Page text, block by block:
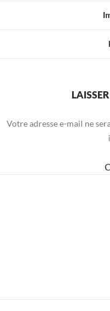
Votre adresse e-mail ne